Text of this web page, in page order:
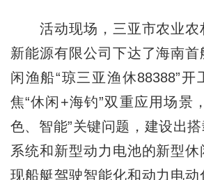
活动现场，三亚市农业农
新能源有限公司下达了海南
闲渔船“琼三亚渔休88388”开
焦“休闲+海钓”双重应用场景
色、智能”关键问题，建设出
系统和新型动力电池的新型
现船艇驾驶智能化和动力电